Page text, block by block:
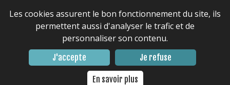
Les cookies assurent le bon fonctionnement du site, ils
permettent aussi d'analyser le trafic et de
personnaliser son contenu.
J'accepte Je refuse
En savoir plus
Contacter le lycée : 02 97 85 17 17
Nous suivre